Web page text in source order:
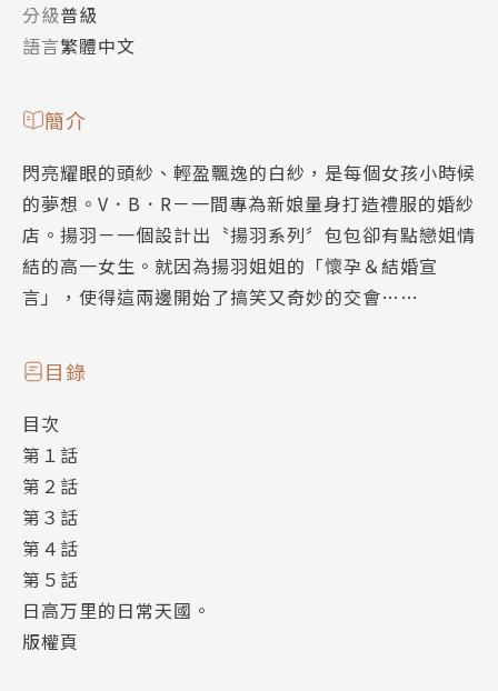
分級普級
語言繁體中文
簡介
閃亮耀眼的頭紗、輕盈飄逸的白紗，是每個女孩小時候
的夢想。V．B．R－一間專為新娘量身打造禮服的婚紗
店。揚羽－一個設計出〝揚羽系列〞包包卻有點戀姐情
結的高一女生。就因為揚羽姐姐的「懷孕＆結婚宣
言」，使得這兩邊開始了搞笑又奇妙的交會……
目錄
目次
第１話
第２話
第３話
第４話
第５話
日高万里的日常天國。
版權頁